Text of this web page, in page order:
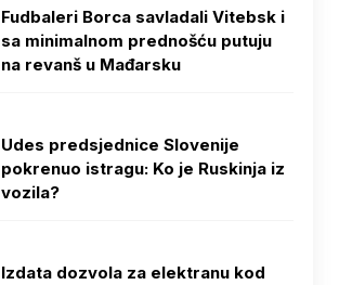
Fudbaleri Borca savladali Vitebsk i
sa minimalnom prednošću putuju
na revanš u Mađarsku
Udes predsjednice Slovenije
pokrenuo istragu: Ko je Ruskinja iz
vozila?
Izdata dozvola za elektranu kod